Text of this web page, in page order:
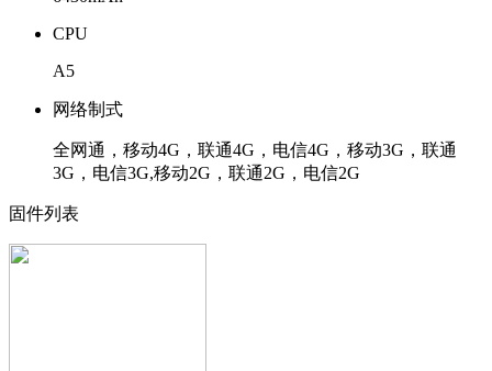
CPU
A5
网络制式
全网通，移动4G，联通4G，电信4G，移动3G，联通
3G，电信3G,移动2G，联通2G，电信2G
固件列表